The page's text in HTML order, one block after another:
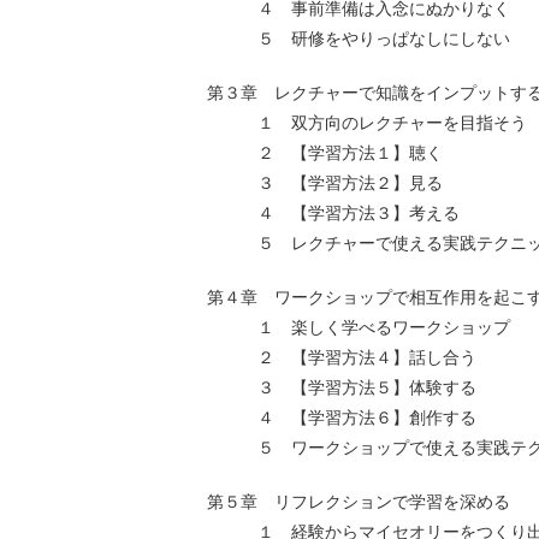
４ 事前準備は入念にぬかりなく
５ 研修をやりっぱなしにしない
第３章 レクチャーで知識をインプットす
１ 双方向のレクチャーを目指そう
２ 【学習方法１】聴く
３ 【学習方法２】見る
４ 【学習方法３】考える
５ レクチャーで使える実践テクニ
第４章 ワークショップで相互作用を起こ
１ 楽しく学べるワークショップ
２ 【学習方法４】話し合う
３ 【学習方法５】体験する
４ 【学習方法６】創作する
５ ワークショップで使える実践テク
第５章 リフレクションで学習を深める
１ 経験からマイセオリーをつくり